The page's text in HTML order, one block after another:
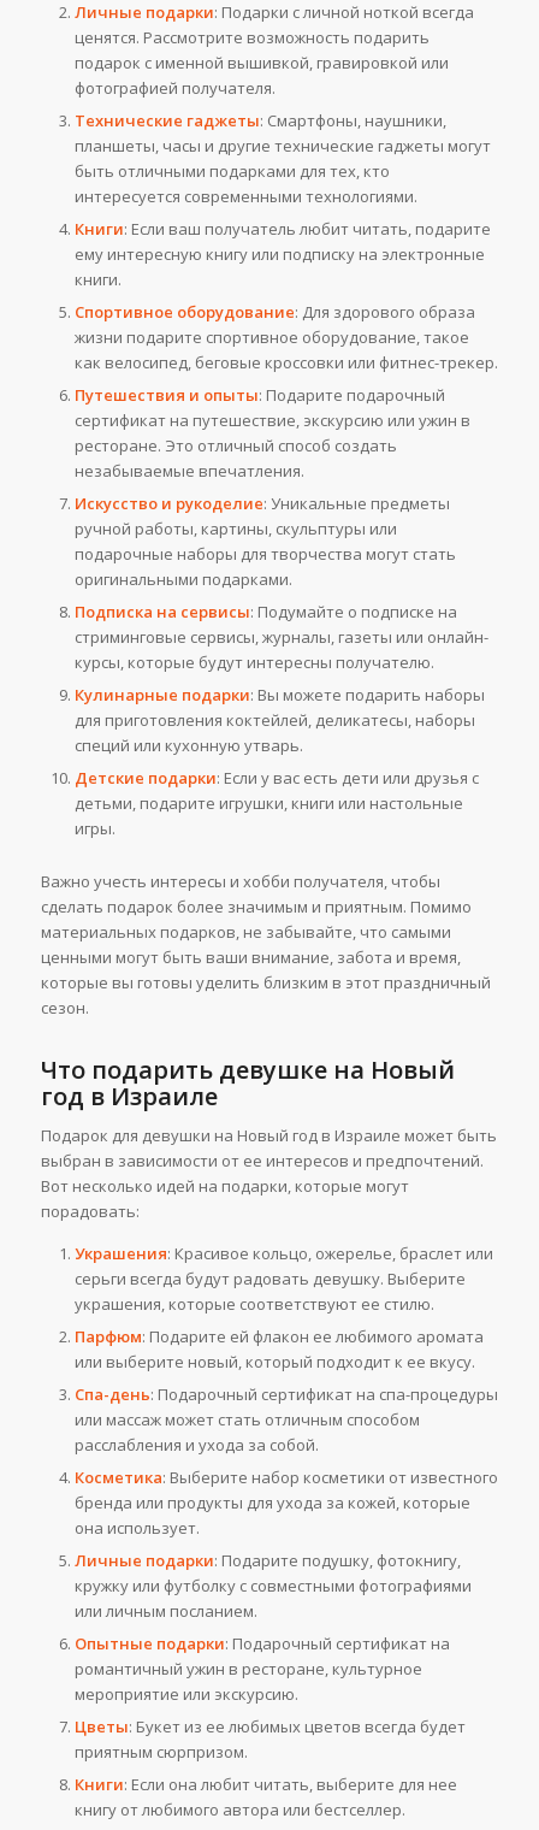
Личные подарки: Подарки с личной ноткой всегда
ценятся. Рассмотрите возможность подарить
подарок с именной вышивкой, гравировкой или
фотографией получателя.
Технические гаджеты: Смартфоны, наушники,
планшеты, часы и другие технические гаджеты могут
быть отличными подарками для тех, кто
интересуется современными технологиями.
Книги: Если ваш получатель любит читать, подарите
ему интересную книгу или подписку на электронные
книги.
Спортивное оборудование: Для здорового образа
жизни подарите спортивное оборудование, такое
как велосипед, беговые кроссовки или фитнес-трекер.
Путешествия и опыты: Подарите подарочный
сертификат на путешествие, экскурсию или ужин в
ресторане. Это отличный способ создать
незабываемые впечатления.
Искусство и рукоделие: Уникальные предметы
ручной работы, картины, скульптуры или
подарочные наборы для творчества могут стать
оригинальными подарками.
Подписка на сервисы: Подумайте о подписке на
стриминговые сервисы, журналы, газеты или онлайн-
курсы, которые будут интересны получателю.
Кулинарные подарки: Вы можете подарить наборы
для приготовления коктейлей, деликатесы, наборы
специй или кухонную утварь.
Детские подарки: Если у вас есть дети или друзья с
детьми, подарите игрушки, книги или настольные
игры.
Важно учесть интересы и хобби получателя, чтобы
сделать подарок более значимым и приятным. Помимо
материальных подарков, не забывайте, что самыми
ценными могут быть ваши внимание, забота и время,
которые вы готовы уделить близким в этот праздничный
сезон.
Что подарить девушке на Новый
год в Израиле
Подарок для девушки на Новый год в Израиле может быть
выбран в зависимости от ее интересов и предпочтений.
Вот несколько идей на подарки, которые могут
порадовать:
Украшения: Красивое кольцо, ожерелье, браслет или
серьги всегда будут радовать девушку. Выберите
украшения, которые соответствуют ее стилю.
Парфюм: Подарите ей флакон ее любимого аромата
или выберите новый, который подходит к ее вкусу.
Спа-день: Подарочный сертификат на спа-процедуры
или массаж может стать отличным способом
расслабления и ухода за собой.
Косметика: Выберите набор косметики от известного
бренда или продукты для ухода за кожей, которые
она использует.
Личные подарки: Подарите подушку, фотокнигу,
кружку или футболку с совместными фотографиями
или личным посланием.
Опытные подарки: Подарочный сертификат на
романтичный ужин в ресторане, культурное
мероприятие или экскурсию.
Цветы: Букет из ее любимых цветов всегда будет
приятным сюрпризом.
Книги: Если она любит читать, выберите для нее
книгу от любимого автора или бестселлер.